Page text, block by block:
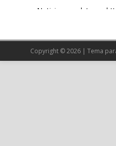
Noticia completa en:
Copyright © 2026 | Tema